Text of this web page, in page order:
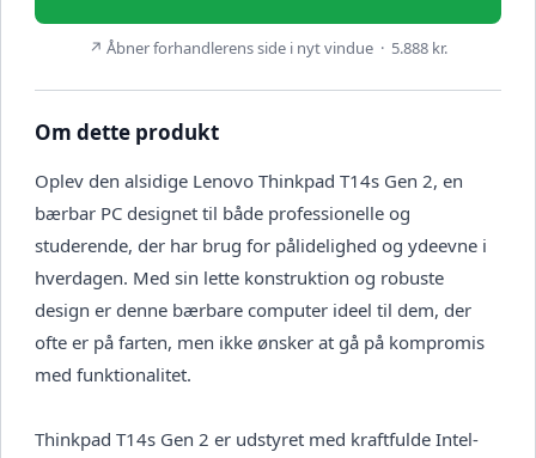
↗ Åbner forhandlerens side i nyt vindue · 5.888 kr.
Om dette produkt
Oplev den alsidige Lenovo Thinkpad T14s Gen 2, en
bærbar PC designet til både professionelle og
studerende, der har brug for pålidelighed og ydeevne i
hverdagen. Med sin lette konstruktion og robuste
design er denne bærbare computer ideel til dem, der
ofte er på farten, men ikke ønsker at gå på kompromis
med funktionalitet.
Thinkpad T14s Gen 2 er udstyret med kraftfulde Intel-